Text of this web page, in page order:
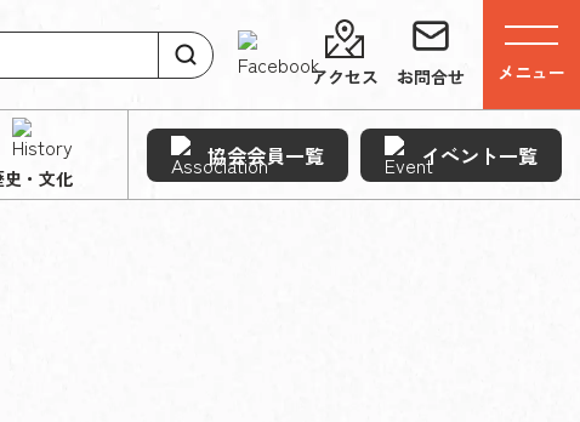
アクセス お問合せ メニュー
史・文化
協会会員一覧 イベント一覧